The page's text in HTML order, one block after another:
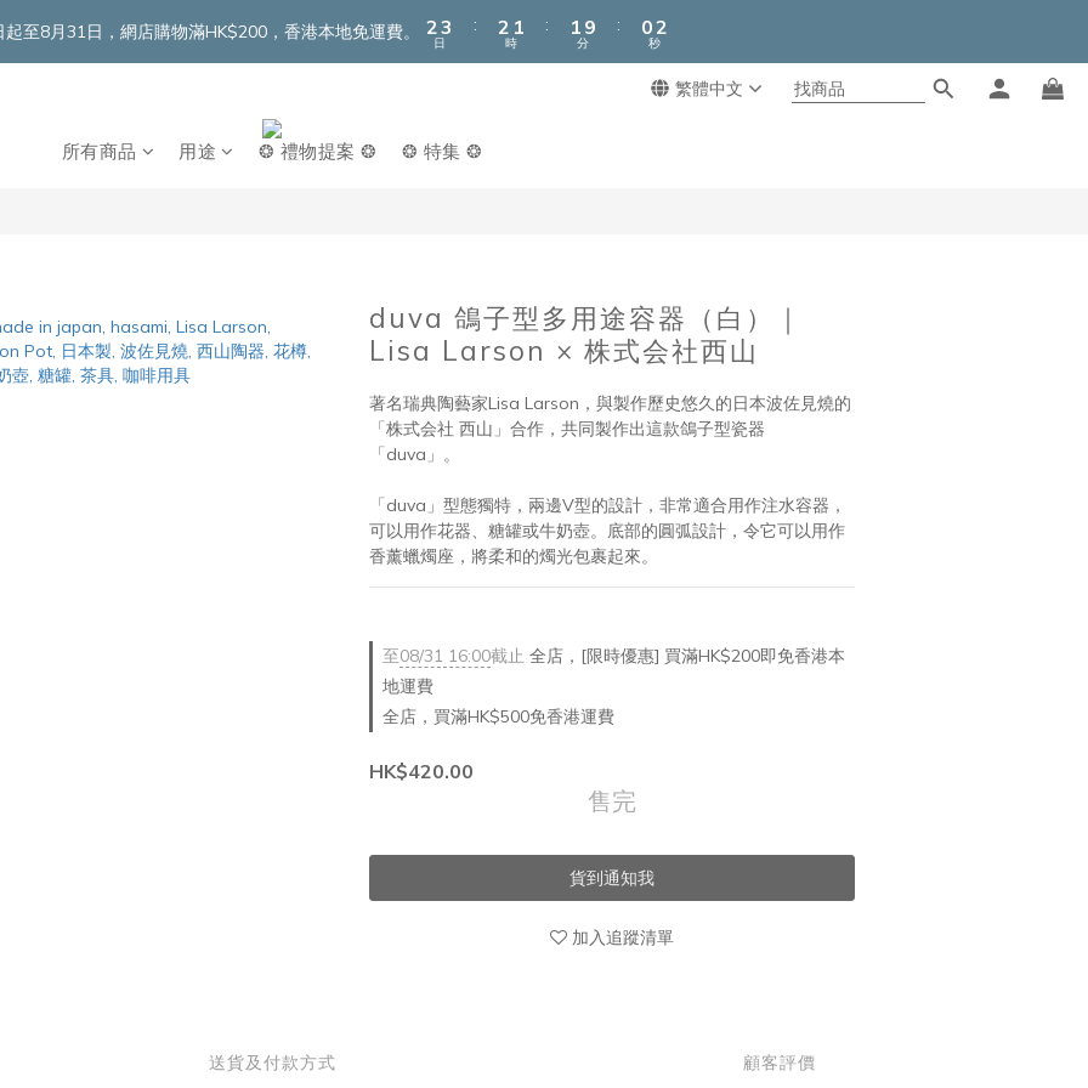
至8月31日，網店購物滿HK$200，香港本地免運費。
2
1
3
2
日
:
2
1
1
0
時
:
1
0
9
8
分
:
02
1
0
秒
繁體中文
所有商品 用途 ❂ 禮物提案 ❂ ❂ 特集 ❂
duva 鴿子型多用途容器（白）｜
Lisa Larson × 株式会社西山
著名瑞典陶藝家Lisa Larson，與製作歷史悠久的日本波佐見燒的
「株式会社 西山」合作，共同製作出這款鴿子型瓷器
「duva」。
「duva」型態獨特，兩邊V型的設計，非常適合用作注水容器，
可以用作花器、糖罐或牛奶壺。底部的圓弧設計，令它可以用作
香薰蠟燭座，將柔和的燭光包裹起來。
至08/31 16:00截止 全店，[限時優惠] 買滿HK$200即免香港本
地運費
全店，買滿HK$500免香港運費
HK$420.00
售完
貨到通知我
加入追蹤清單
送貨及付款方式 顧客評價